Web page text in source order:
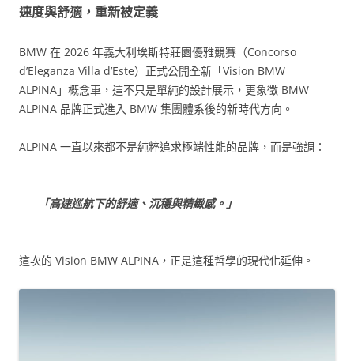
速度與舒適，重新被定義
BMW 在 2026 年義大利埃斯特莊園優雅競賽（Concorso
d’Eleganza Villa d’Este）正式公開全新「Vision BMW
ALPINA」概念車，這不只是單純的設計展示，更象徵 BMW
ALPINA 品牌正式進入 BMW 集團體系後的新時代方向。
ALPINA 一直以來都不是純粹追求極端性能的品牌，而是強調：
「高速巡航下的舒適、沉穩與精緻感。」
這次的 Vision BMW ALPINA，正是這種哲學的現代化延伸。